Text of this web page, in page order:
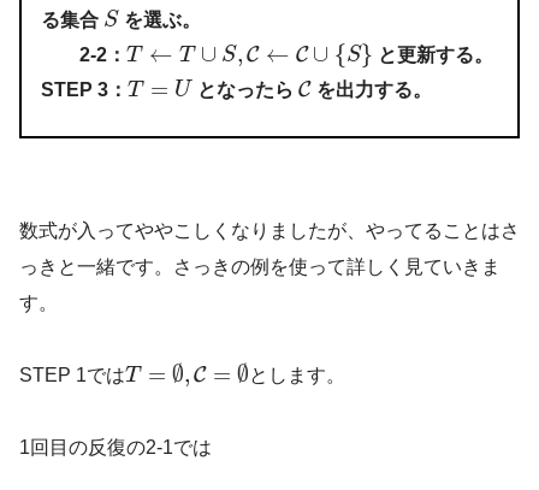
る集合 S を選ぶ。
2-2： T ← T ∪ S, C ← C ∪ {S} と更新する。
STEP 3： T = U となったらCを出力する。
数式が入ってややこしくなりましたが、やってることはさ
っきと一緒です。さっきの例を使って詳しく見ていきま
す。
STEP 1ではT = ∅, C = ∅とします。
1回目の反復の2-1では